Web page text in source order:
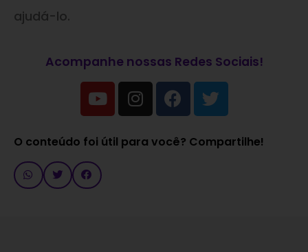
ajudá-lo.
Acompanhe nossas Redes Sociais!
O conteúdo foi útil para você? Compartilhe!